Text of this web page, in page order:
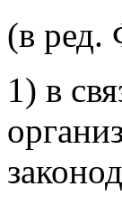
(в ред.
1) в